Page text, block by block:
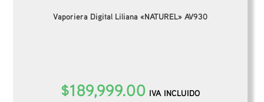
Vaporiera Digital Liliana «NATUREL» AV930
$189,999.00 IVA INCLUIDO